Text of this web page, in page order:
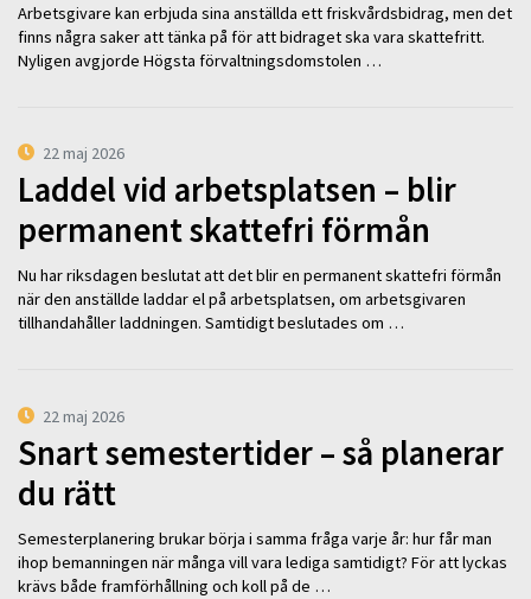
Arbetsgivare kan erbjuda sina anställda ett friskvårdsbidrag, men det
finns några saker att tänka på för att bidraget ska vara skattefritt.
Nyligen avgjorde Högsta förvaltningsdomstolen …
22 maj 2026
Laddel vid arbetsplatsen – blir
permanent skattefri förmån
Nu har riksdagen beslutat att det blir en permanent skattefri förmån
när den anställde laddar el på arbetsplatsen, om arbetsgivaren
tillhandahåller laddningen. Samtidigt beslutades om …
22 maj 2026
Snart semestertider – så planerar
du rätt
Semesterplanering brukar börja i samma fråga varje år: hur får man
ihop bemanningen när många vill vara lediga samtidigt? För att lyckas
krävs både framförhållning och koll på de …